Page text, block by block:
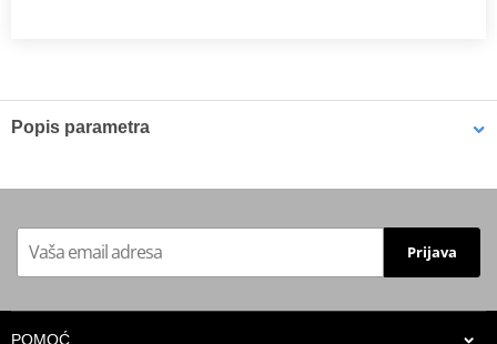
Popis parametra
APPROVAL
it keeps the OE kat
Prijava
POMOĆ